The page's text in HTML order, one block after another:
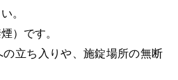
。
）です。
立ち入りや、施錠場所の無断